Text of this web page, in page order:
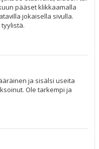
pääset klikkaamalla
jokaisella sivulla.
ja sisälsi useita
Ole tarkempi ja